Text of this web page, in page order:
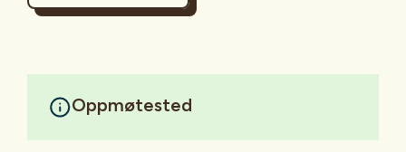
Oppmøtested